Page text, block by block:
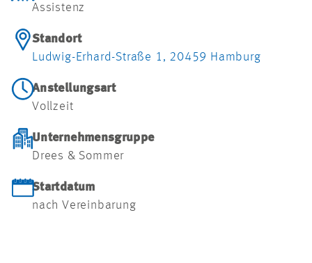
Assistenz
Standort
Ludwig-Erhard-Straße 1, 20459 Hamburg
Anstellungsart
Vollzeit
Unternehmensgruppe
Drees & Sommer
Startdatum
nach Vereinbarung